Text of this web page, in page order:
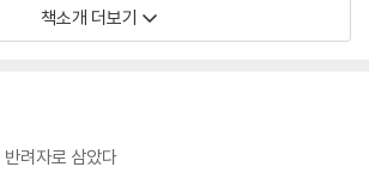
어 개가 무엇을 생각하고 느끼는지, 무엇을 원하고
. 퇴근하고 집으로 돌아올 때 반겨주는 강아지만큼
줄 책이다.
책소개 더보기
려자로 삼았다